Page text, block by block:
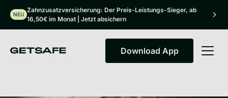
NEU
Zahnzusatzversicherung: Der Preis-Leistungs-Sieger, ab
16,50€ im Monat | Jetzt absichern
Download App
Download App